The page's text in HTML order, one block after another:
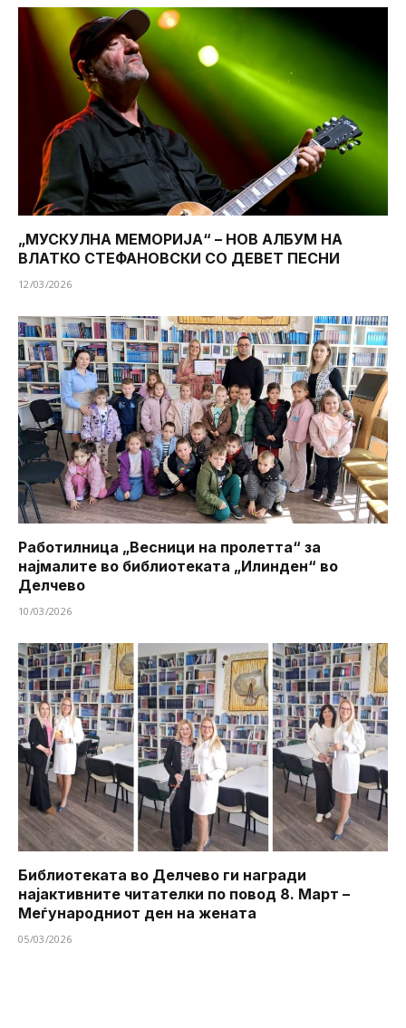
„МУСКУЛНА МЕМОРИЈА“ – НОВ АЛБУМ НА
ВЛАТКО СТЕФАНОВСКИ СО ДЕВЕТ ПЕСНИ
12/03/2026
Работилница „Весници на пролетта“ за
најмалите во библиотеката „Илинден“ во
Делчево
10/03/2026
Библиотеката во Делчево ги награди
најактивните читателки по повод 8. Март –
Меѓународниот ден на жената
05/03/2026